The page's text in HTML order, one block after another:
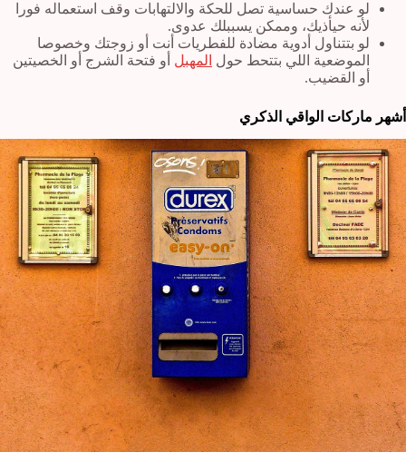
لو عندك حساسية تصل للحكة والالتهابات وقف استعماله فورا
لأنه حيأذيك، وممكن يسببلك عدوى.
لو بتتناول أدوية مضادة للفطريات أنت أو زوجتك وخصوصا
الموضعية اللي بتتحط حول المهبل أو فتحة الشرج أو الخصيتين
أو القضيب.
أشهر ماركات الواقي الذكري